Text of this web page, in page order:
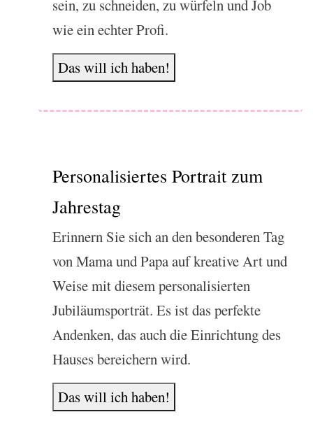
sein, zu schneiden, zu würfeln und Job
wie ein echter Profi.
Das will ich haben!
Personalisiertes Portrait zum
Jahrestag
Erinnern Sie sich an den besonderen Tag
von Mama und Papa auf kreative Art und
Weise mit diesem personalisierten
Jubiläumsporträt. Es ist das perfekte
Andenken, das auch die Einrichtung des
Hauses bereichern wird.
Das will ich haben!